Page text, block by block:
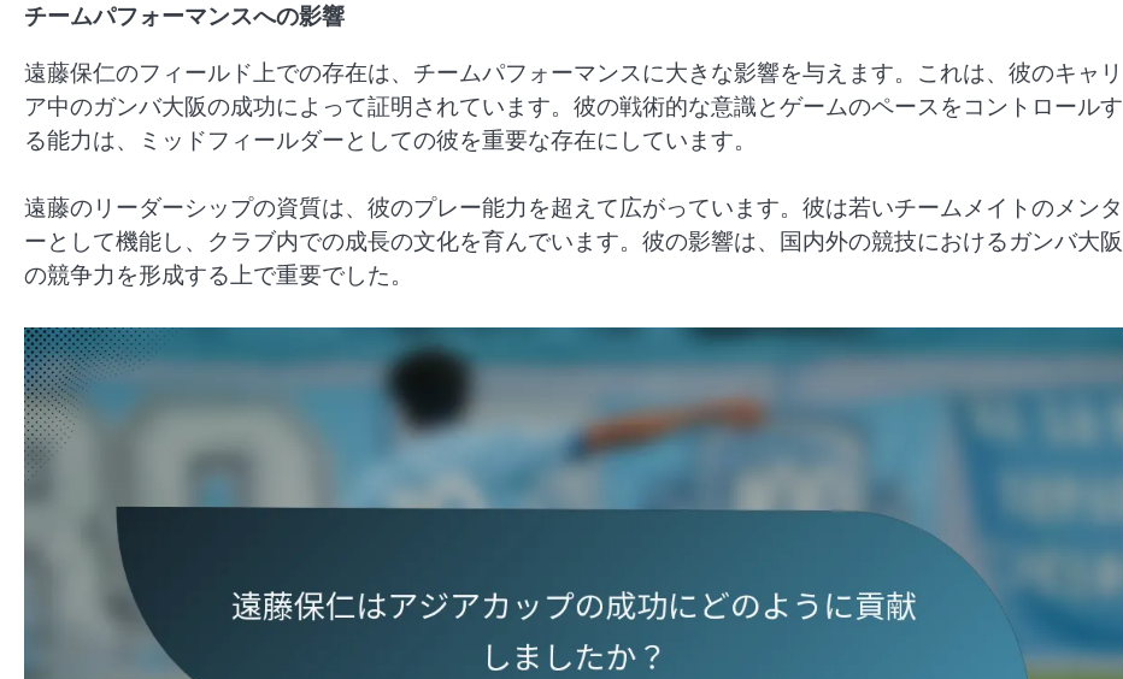
チームパフォーマンスへの影響
遠藤保仁のフィールド上での存在は、チームパフォーマンスに大きな影響を与えます。これは、彼のキャリ
ア中のガンバ大阪の成功によって証明されています。彼の戦術的な意識とゲームのペースをコントロールす
る能力は、ミッドフィールダーとしての彼を重要な存在にしています。
遠藤のリーダーシップの資質は、彼のプレー能力を超えて広がっています。彼は若いチームメイトのメンタ
ーとして機能し、クラブ内での成長の文化を育んでいます。彼の影響は、国内外の競技におけるガンバ大阪
の競争力を形成する上で重要でした。